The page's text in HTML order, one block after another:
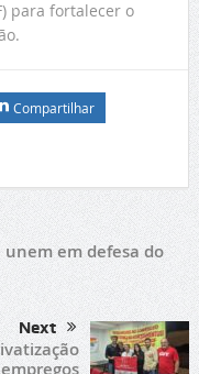
para fortalecer o
Compartilhar
unem em defesa do
Next